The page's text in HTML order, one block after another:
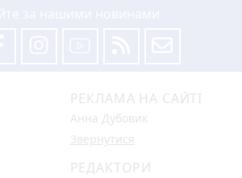
РЕКЛАМА НА САЙТІ
Анна Дубовик
Звернутися
РЕДАКТОРИ